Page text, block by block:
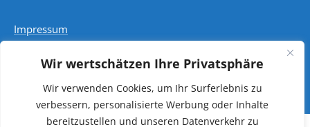
Wir wertschätzen Ihre Privatsphäre
Wir verwenden Cookies, um Ihr Surferlebnis zu
verbessern, personalisierte Werbung oder Inhalte
bereitzustellen und unseren Datenverkehr zu
Impressum
Datenschutzbestimmungen